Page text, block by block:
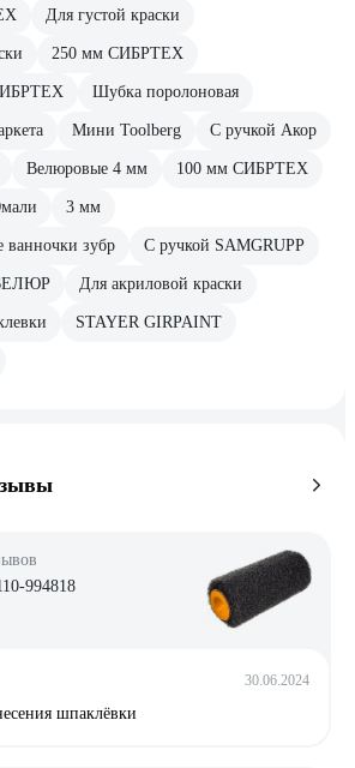
Для густой краски
250 мм СИБРТЕХ
Шубка поролоновая
Мини Toolberg С ручкой Акор
Велюровые 4 мм 100 мм СИБРТЕХ
3 мм
ванночки зубр С ручкой SAMGRUPP
Для акриловой краски
STAYER GIRPAINT
994818
30.06.2024
шпаклёвки